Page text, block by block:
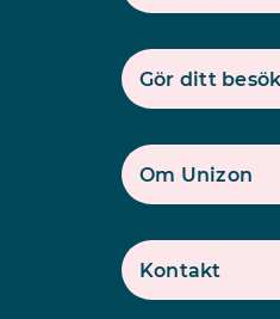
Gör ditt
Om Unizon
Kontakt